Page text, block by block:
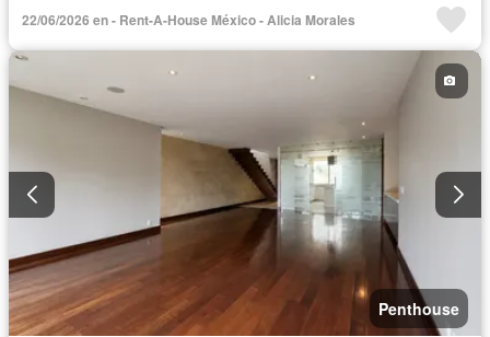
Recámara con closet
Azotea Seguridad Sin amueblar
22/06/2026 en - Rent-A-House México - Alicia Morales
Penthouse